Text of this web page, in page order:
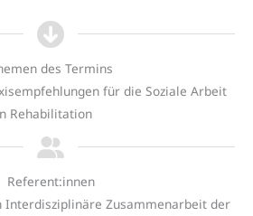
des Termins
für die Soziale Arbeit
Rehabilitation
Referent:innen
Interdisziplinäre Zusammenarbeit der